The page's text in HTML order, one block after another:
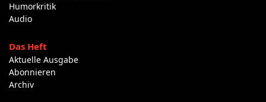
Humorkritik
Audio
Das Heft
Aktuelle Ausgabe
Abonnieren
Archiv